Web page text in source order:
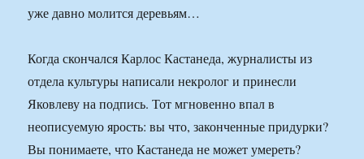
уже давно молится деревьям…
Когда скончался Карлос Кастанеда, журналисты из
отдела культуры написали некролог и принесли
Яковлеву на подпись. Тот мгновенно впал в
неописуемую ярость: вы что, законченные придурки?
Вы понимаете, что Кастанеда не может умереть?